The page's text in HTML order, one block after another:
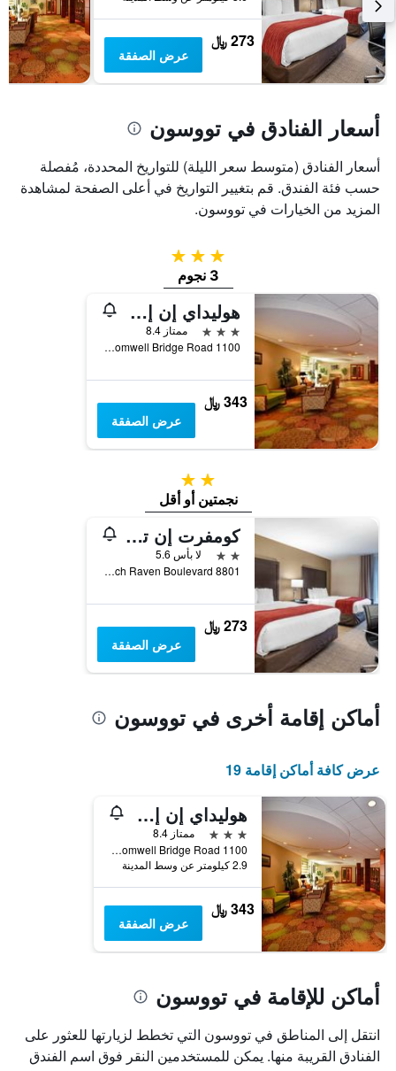
يعرض
متوسط
سعر
غرفة
273 ﷼
عرض الصفقة
أسعار الفنادق في تووسون
أسعار الفنادق (متوسط سعر الليلة) للتواريخ المحددة، مُفصلة
حسب فئة الفندق. قم بتغيير التواريخ في أعلى الصفحة لمشاهدة
المزيد من الخيارات في تووسون.
3 نجوم
3 نجوم
هوليداي إن إكسبرس تاوسون - بالتيمور نورث باي آيتش جي
3 نجوم
ممتاز 8.4
1100 Cromwell Bridge Road, تووسون, MD, الولايات المتحدة الأميريكية
343 ﷼
عرض الصفقة
2 نجمتين
نجمتين أو أقل
كومفرت إن تاوسون - بالتيمور نورث
2 نجمتين
لا بأس 5.6
8801 Loch Raven Boulevard, تووسون, MD, الولايات المتحدة الأميريكية
273 ﷼
عرض الصفقة
أماكن إقامة أخرى في تووسون
عرض كافة أماكن إقامة 19
هوليداي إن إكسبرس تاوسون - بالتيمور نورث باي آيتش جي
3 نجوم
ممتاز 8.4
1100 Cromwell Bridge Road, تووسون, MD, الولايات المتحدة الأميريكية
2.9 كيلومتر عن وسط المدينة
343 ﷼
عرض الصفقة
أماكن للإقامة في تووسون
انتقل إلى المناطق في تووسون التي تخطط لزيارتها للعثور على
الفنادق القريبة منها. يمكن للمستخدمين النقر فوق اسم الفندق